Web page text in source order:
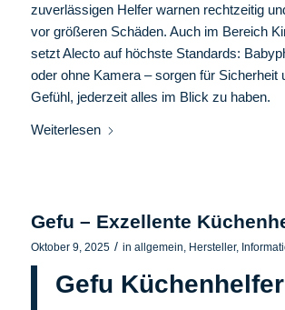
zuverlässigen Helfer warnen rechtzeitig
vor größeren Schäden. Auch im Bereich
setzt Alecto auf höchste Standards:
oder ohne Kamera – sorgen für Sicherheit
Gefühl, jederzeit alles im Blick zu haben.
Weiterlesen
Gefu – Exzellente
Oktober 9, 2025 / in allgemein, Hersteller,
Gefu